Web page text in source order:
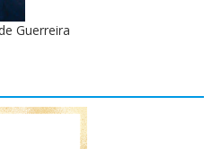
Guerreira